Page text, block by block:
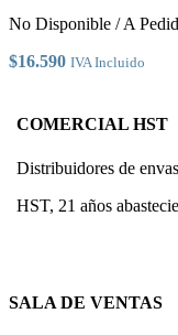
elegir
la
producto
No Disponible / A
$16.590 IVA Incluido
COMERCIAL HST
Distribuidores de
HST, 21 años
SALA DE VENTAS